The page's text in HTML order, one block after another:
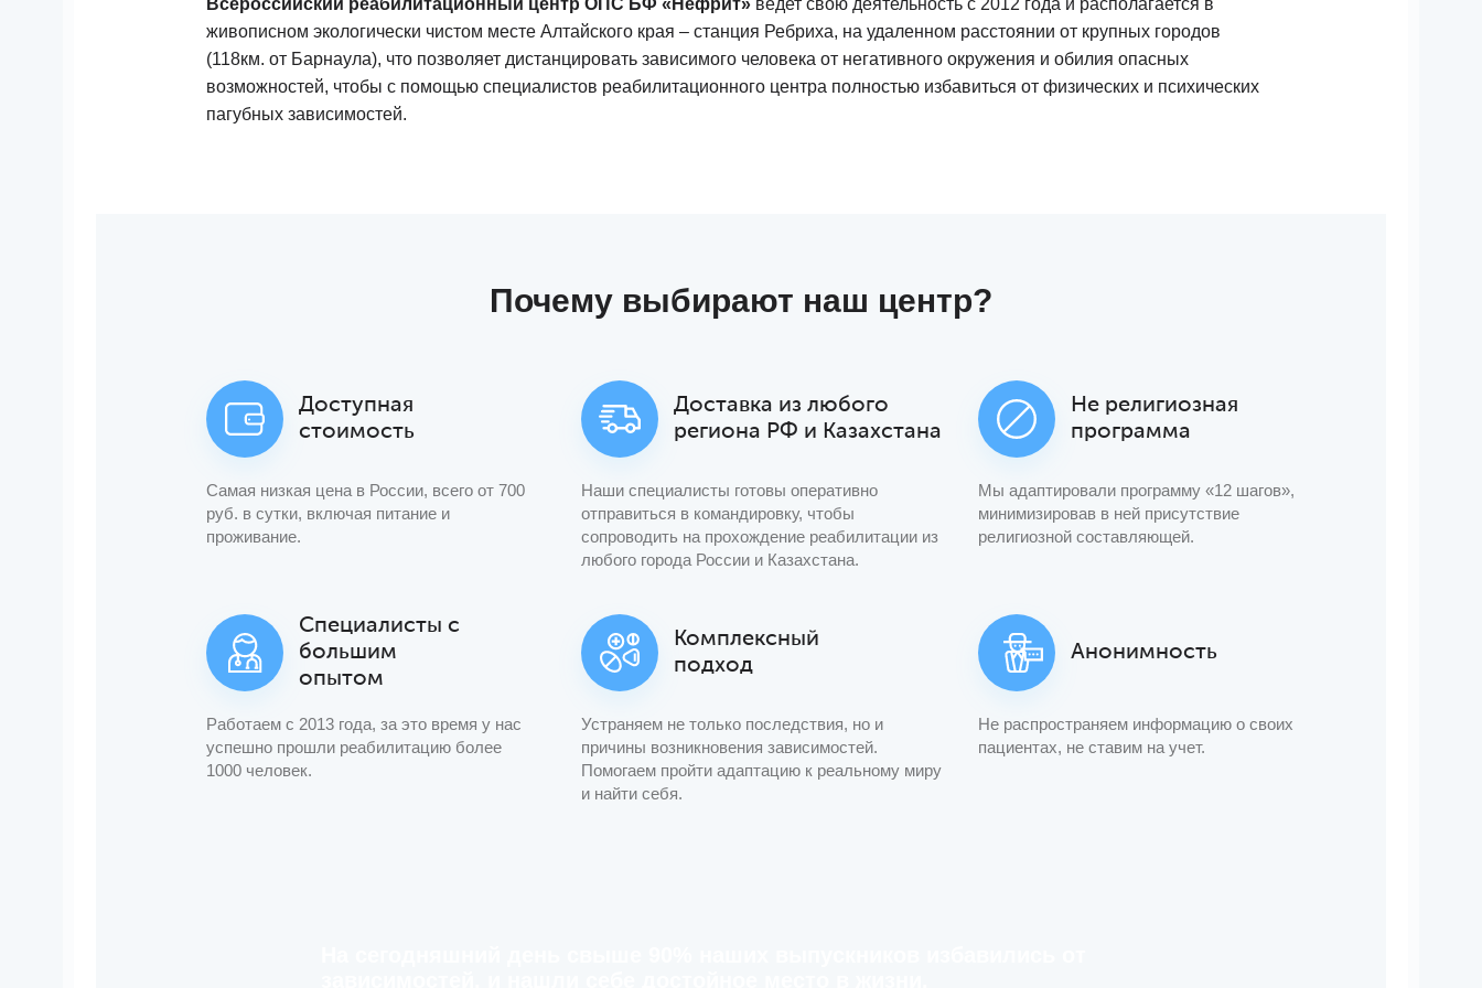
живописном экологически чистом месте Алтайского края – станция Ребриха, на удаленном расстоянии от крупных городов
(118км. от Барнаула), что позволяет дистанцировать зависимого человека от негативного окружения и обилия опасных
возможностей, чтобы с помощью специалистов реабилитационного центра полностью избавиться от физических и психических
пагубных зависимостей.
Почему выбирают наш центр?
Доступная
стоимость
Самая низкая цена в России, всего от 700
руб. в сутки, включая питание и
проживание.
Доставка из любого
региона РФ и Казахстана
Наши специалисты готовы оперативно
отправиться в командировку, чтобы
сопроводить на прохождение реабилитации из
любого города России и Казахстана.
Не религиозная
программа
Мы адаптировали программу «12 шагов»,
минимизировав в ней присутствие
религиозной составляющей.
Специалисты с
большим
опытом
Работаем с 2013 года, за это время у нас
успешно прошли реабилитацию более
1000 человек.
Комплексный
подход
Устраняем не только последствия, но и
причины возникновения зависимостей.
Помогаем пройти адаптацию к реальному миру
и найти себя.
Анонимность
Не распространяем информацию о своих
пациентах, не ставим на учет.